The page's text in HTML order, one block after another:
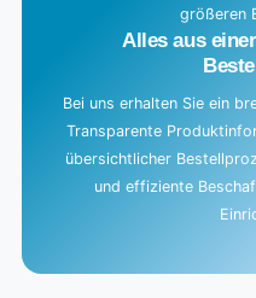
größeren
Alles aus
Bei uns erhalten Sie ein
Transparente
übersichtlicher
und effiziente